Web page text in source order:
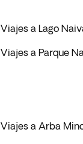
Viajes a Lago
Viajes a Parque
Viajes a Arba